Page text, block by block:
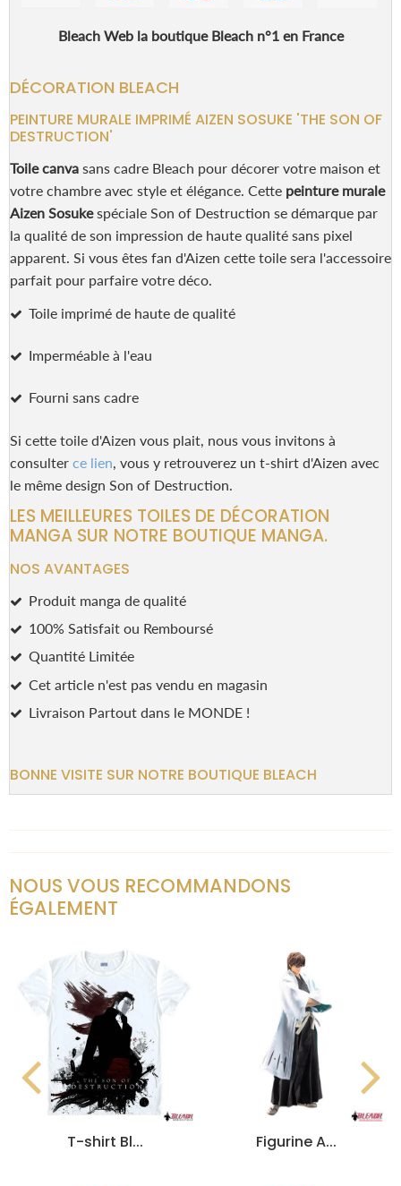
Bleach Web la boutique Bleach n°1 en France
DÉCORATION BLEACH
PEINTURE MURALE IMPRIMÉ AIZEN SOSUKE 'THE SON OF
DESTRUCTION'
Toile canva sans cadre Bleach pour décorer votre maison et
votre chambre avec style et élégance. Cette peinture murale
Aizen Sosukespéciale Son of Destruction se démarque par
la qualité de son impression de haute qualité sans pixel
apparent. Si vous êtes fan d'Aizen cette toile sera l'accessoire
parfait pour parfaire votre déco.
Toile imprimé de haute de qualité
Imperméable à l'eau
Fourni sans cadre
Si cette toile d'Aizen vous plait, nous vous invitons à
consulter ce lien, vous y retrouverez un t-shirt d'Aizen avec
le même design Son of Destruction.
LES MEILLEURES TOILES DE DÉCORATION
MANGA SUR NOTRE BOUTIQUE MANGA.
NOS AVANTAGES
Produit manga de qualité
100% Satisfait ou Remboursé
Quantité Limitée
Cet article n'est pas vendu en magasin
Livraison Partout dans le MONDE !
BONNE VISITE SUR NOTRE BOUTIQUE BLEACH
NOUS VOUS RECOMMANDONS
ÉGALEMENT
T-shirt Bl... Figurine A...